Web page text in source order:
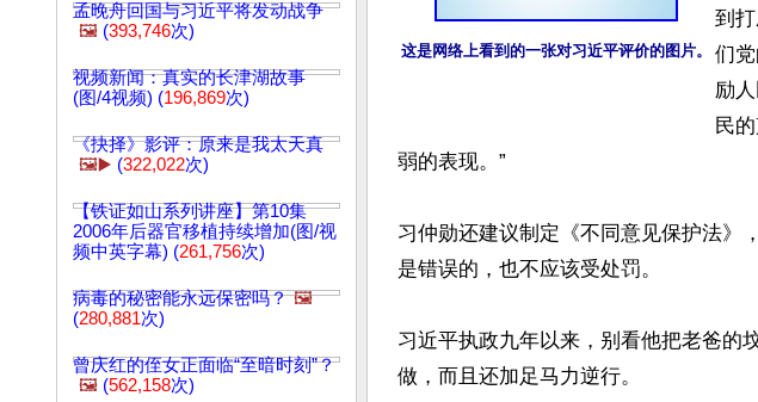
孟晚舟回国与习近平将发动战争
🖼️ (393,746次)
视频新闻：真实的长津湖故事
(图/4视频) (196,869次)
《抉择》影评：原来是我太天真
🖼️▶️ (322,022次)
【铁证如山系列讲座】第10集
2006年后器官移植持续增加(图/视
频中英字幕) (261,756次)
病毒的秘密能永远保密吗？ 🖼️
(280,881次)
曾庆红的侄女正面临“至暗时刻”？
🖼️ (562,158次)
这是网络上看到的一张对习近平评价的图片。
到
们
励
民
弱的表现。”
习仲勋还建议制定《不同意见保护法》
是错误的，也不应该受处罚。
习近平执政九年以来，别看他把老爸的
做，而且还加足马力逆行。